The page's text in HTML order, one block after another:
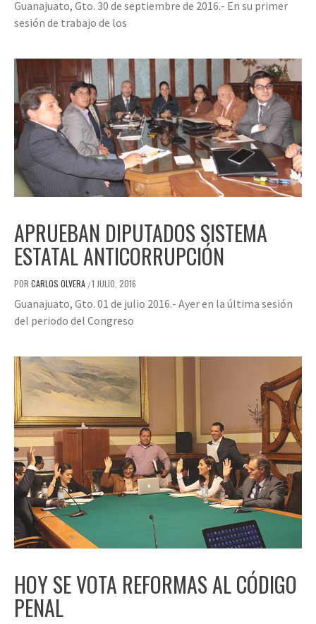
Guanajuato, Gto. 30 de septiembre de 2016.- En su primer
sesión de trabajo de los
APRUEBAN DIPUTADOS SISTEMA
ESTATAL ANTICORRUPCIÓN
POR CARLOS OLVERA /1 JULIO, 2016
Guanajuato, Gto. 01 de julio 2016.- Ayer en la última sesión
del periodo del Congreso
HOY SE VOTA REFORMAS AL CÓDIGO
PENAL